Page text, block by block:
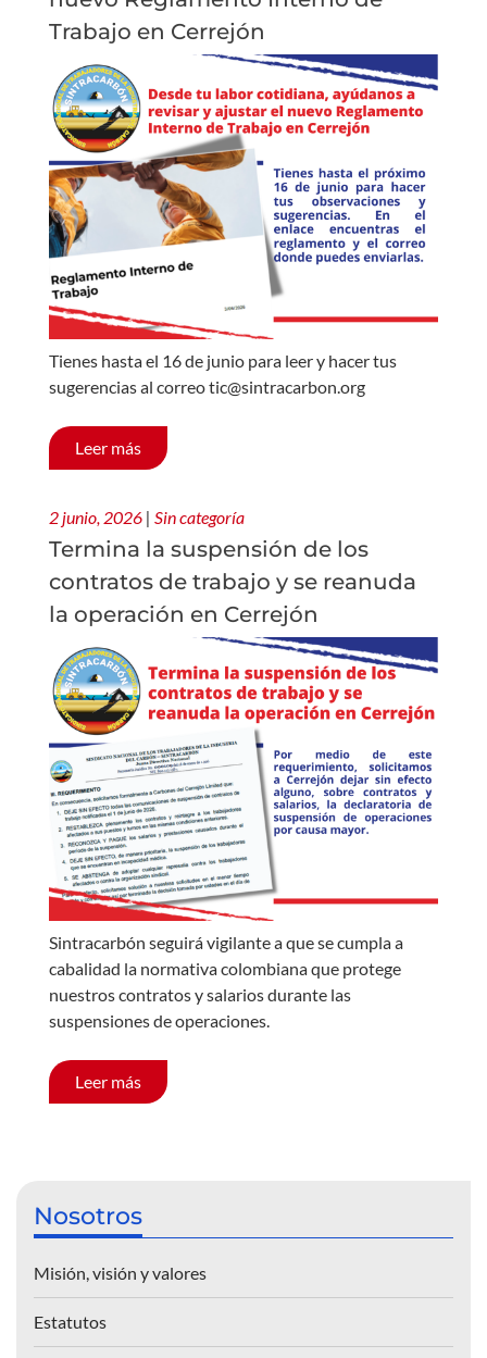
Trabajo en Cerrejón
Tienes hasta el 16 de junio para leer y hacer tus
sugerencias al correo tic@sintracarbon.org
Leer más
2 junio, 2026 | Sin categoría
Termina la suspensión de los
contratos de trabajo y se reanuda
la operación en Cerrejón
Sintracarbón seguirá vigilante a que se cumpla a
cabalidad la normativa colombiana que protege
nuestros contratos y salarios durante las
suspensiones de operaciones.
Leer más
Nosotros
Misión, visión y valores
Estatutos